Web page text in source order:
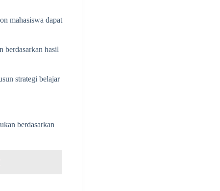
mahasiswa dapat
berdasarkan hasil
strategi belajar
berdasarkan